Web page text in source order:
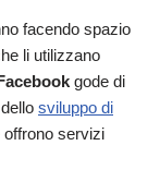
facendo spazio
li utilizzano
gode di
sviluppo di
offrono servizi